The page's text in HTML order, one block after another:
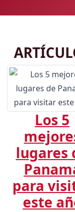
Los 5
lugares
para
este